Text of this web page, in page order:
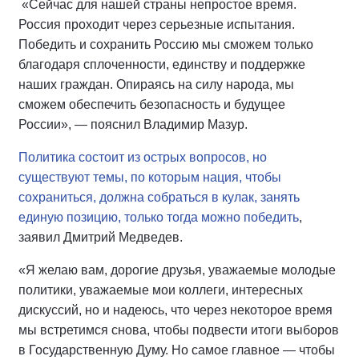
«Сейчас для нашей страны непростое время.
Россия проходит через серьезные испытания.
Победить и сохранить Россию мы сможем только
благодаря сплоченности, единству и поддержке
наших граждан. Опираясь на силу народа, мы
сможем обеспечить безопасность и будущее
России», — пояснил Владимир Мазур.
Политика состоит из острых вопросов, но
существуют темы, по которым нация, чтобы
сохраниться, должна собраться в кулак, занять
единую позицию, только тогда можно победить,
заявил Дмитрий Медведев.
«Я желаю вам, дорогие друзья, уважаемые молодые
политики, уважаемые мои коллеги, интересных
дискуссий, но и надеюсь, что через некоторое время
мы встретимся снова, чтобы подвести итоги выборов
в Государственную Думу. Но самое главное — чтобы